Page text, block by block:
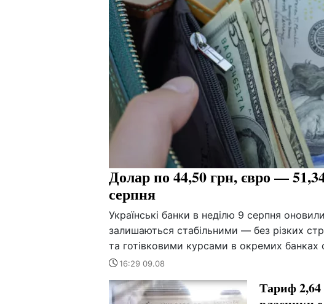
Долар по 44,50 грн, євро —
серпня
Українські банки в неділю 9 серпня
залишаються стабільними — без різких
та готівковими курсами в окремих банках
16:29 09.08
Тариф 2,64